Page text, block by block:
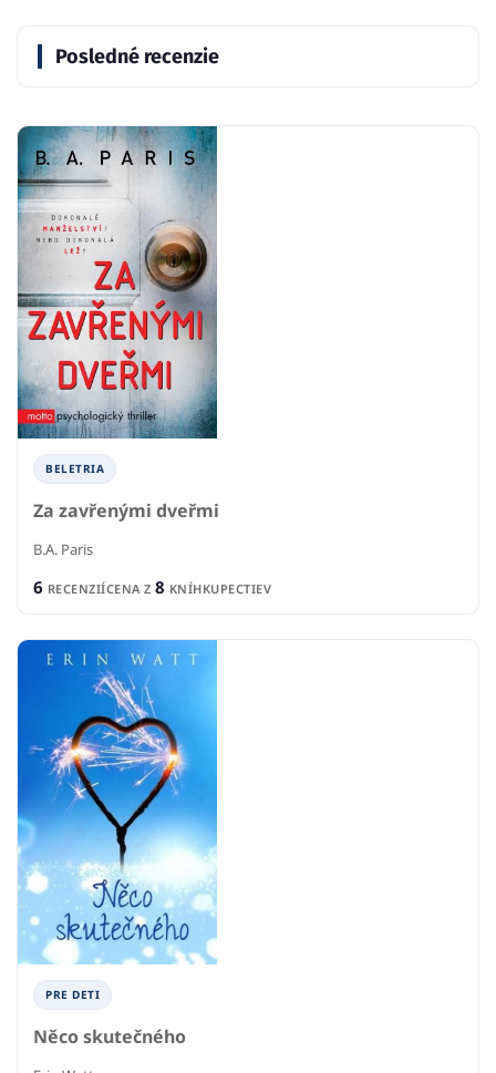
Posledné recenzie
BELETRIA
Za zavřenými dveřmi
B.A. Paris
6 RECENZIÍCENA Z 8 KNÍHKUPECTIEV
PRE DETI
Něco skutečného